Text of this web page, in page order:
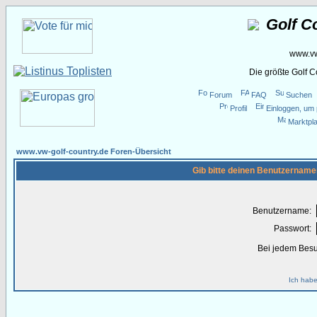
Golf
Die größte Golf
Forum FAQ
Suchen
Profil
Einloggen,
www.vw-golf-country.de Foren-Übersicht
Gib bitte deinen
Benutzername:
Passwort:
Bei jedem
Ich